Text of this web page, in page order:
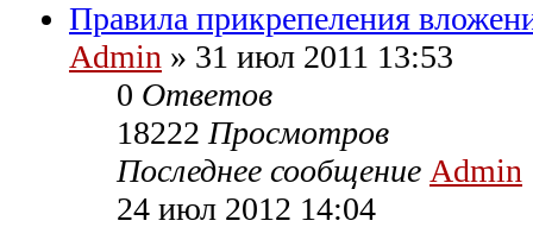
Правила прикрепеления
Admin » 31 июл 2011 13:53
0 Ответов
18222Просмотров
Последнее сообщение Admin
24 июл 2012 14:04